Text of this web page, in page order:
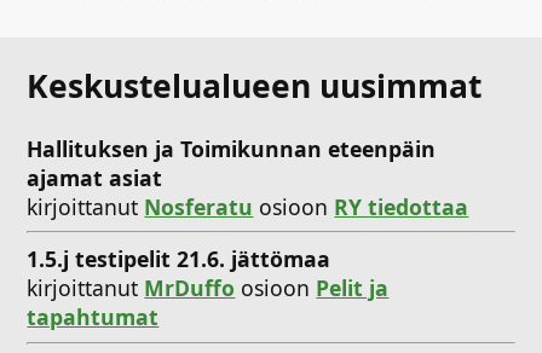
Keskustelualueen uusimmat
Hallituksen ja Toimikunnan eteenpäin
ajamat asiat
kirjoittanut Nosferatu osioon RY tiedottaa
1.5.j testipelit 21.6. jättömaa
kirjoittanut MrDuffo osioon Pelit ja
tapahtumat